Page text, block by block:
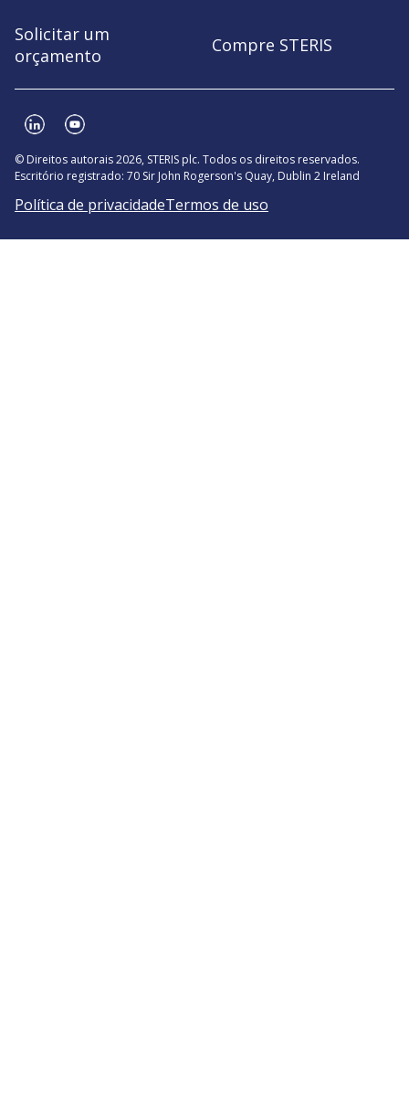
Solicitar um
orçamento
Compre STERIS
© Direitos autorais 2026, STERIS plc. Todos os direitos reservados.
Escritório registrado: 70 Sir John Rogerson's Quay, Dublin 2 Ireland
Política de privacidadeTermos de uso